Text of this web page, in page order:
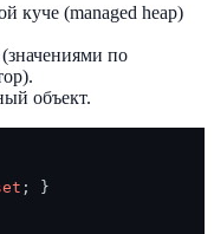
куче (managed heap)
(значениями по
объект.
; }